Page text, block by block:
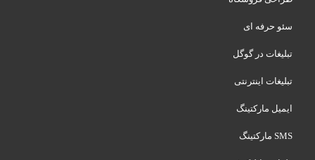
سئو حرفه ای
تبلیغات در گوگل
تبلیغات اینترنتی
ایمیل مارکتینگ
SMS مارکتینگ